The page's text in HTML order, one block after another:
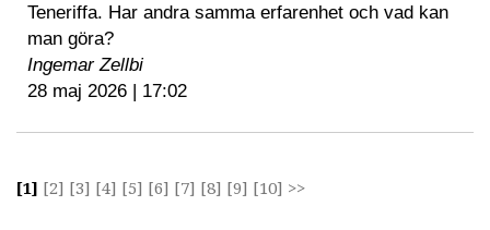
Teneriffa. Har andra samma erfarenhet och vad kan
man göra?
Ingemar Zellbi
28 maj 2026 | 17:02
[1] [2] [3] [4] [5] [6] [7] [8] [9] [10] >>